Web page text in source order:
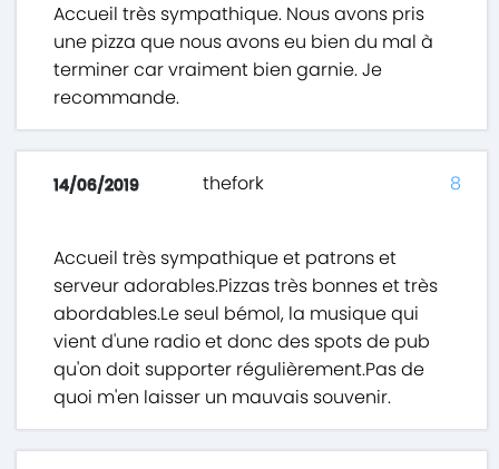
Accueil très sympathique. Nous avons pris
une pizza que nous avons eu bien du mal à
terminer car vraiment bien garnie. Je
recommande.
14/06/2019 thefork
Accueil très sympathique et patrons et
serveur adorables.Pizzas très bonnes et très
abordables.Le seul bémol, la musique qui
vient d'une radio et donc des spots de pub
qu'on doit supporter régulièrement.Pas de
quoi m'en laisser un mauvais souvenir.
8